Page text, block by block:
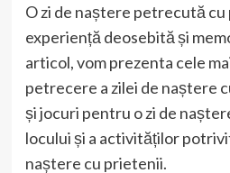
O zi de naștere petrecută
experiență deosebită și
articol, vom prezenta cele
petrecere a zilei de naștere
și jocuri pentru o zi de
locului și a activităților
naștere cu prietenii.